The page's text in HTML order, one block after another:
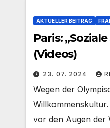
AKTUELLER BEITRAG
Paris:
(Videos)
23. 07. 2024
Wegen der
vor den Augen der